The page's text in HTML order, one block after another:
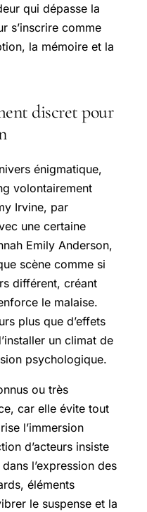
qui dépasse la
s’inscrire comme
la mémoire et la
discret pour
énigmatique,
volontairement
Irvine, par
une certaine
Emily Anderson,
scène comme si
différent, créant
le malaise.
plus que d’effets
un climat de
psychologique.
ou très
car elle évite tout
l’immersion
d’acteurs insiste
l’expression des
éléments
le suspense et la